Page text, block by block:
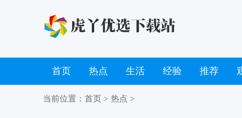
首页 热点 生活 经验 推荐
当前位置： 首页 > 热点 >